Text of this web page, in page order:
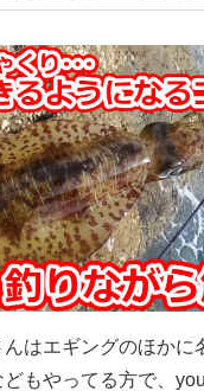
はエギングのほかに
もやってる方で、